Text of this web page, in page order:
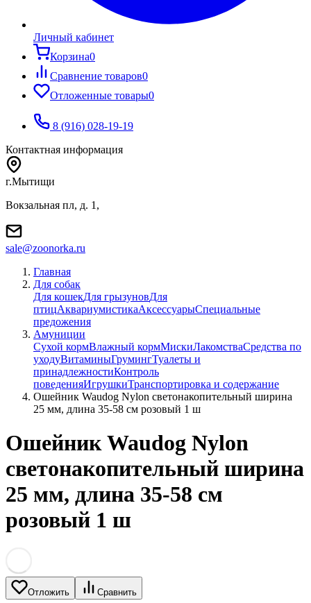
Личный кабинет
Корзина0
Сравнение товаров0
Отложенные товары0
8 (916) 028-19-19
Контактная информация
г.Мытищи
Вокзальная пл, д. 1,
sale@zoonorka.ru
Главная
Для собак
Для кошекДля грызуновДля
птицАквариумистикаАксессуарыСпециальные
предожения
Амуниции
Сухой кормВлажный кормМискиЛакомстваСредства по
уходуВитаминыГрумингТуалеты и
принадлежностиКонтроль
поведенияИгрушкиТранспортировка и содержание
Ошейник Waudog Nylon светонакопительный ширина
25 мм, длина 35-58 см розовый 1 ш
Ошейник Waudog Nylon
светонакопительный ширина
25 мм, длина 35-58 см
розовый 1 ш
Отложить Сравнить